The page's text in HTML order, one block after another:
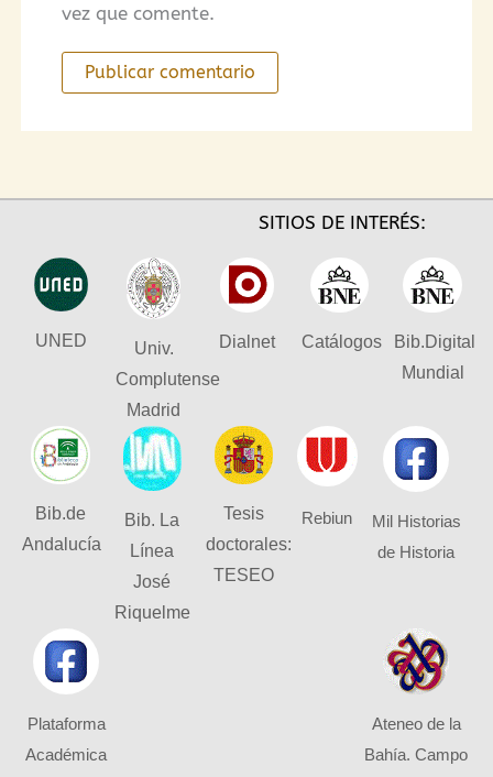
vez que comente.
SITIOS DE INTERÉS:
UNED
Univ.
Complutense
Madrid
Dialnet Catálogos
Bib.Digital
Mundial
Bib.de
Andalucía
Bib. La
Línea
José
Riquelme
Tesis
doctorales:
TESEO
Rebiun
Mil Historias
de Historia
Plataforma
Académica
Ateneo de la
Bahía. Campo